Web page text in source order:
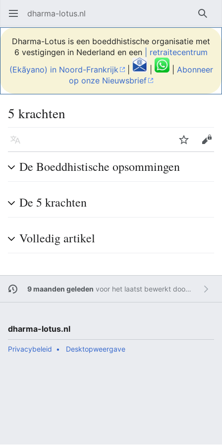
Hoofdmenu openen dharma-lotus.nl
Dharma-Lotus is een boeddhistische organisatie met
6 vestigingen in Nederland en een
| retraitecentrum
(Ekãyano) in Noord-Frankrijk
| | Abonneer
op onze Nieuwsbrief
5 krachten
Taal Volgen Bewerken
De Boeddhistische opsommingen
De 5 krachten
Volledig artikel
9 maanden geleden voor het laatst bewerkt door Admin
dharma-lotus.nl
Privacybeleid Desktopweergave